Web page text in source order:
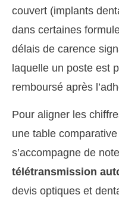
couvert (implants
dans certaines
délais de carence
laquelle un poste est
remboursé après
Pour aligner les
une table
s’accompagne de
télétransmission
devis optiques et